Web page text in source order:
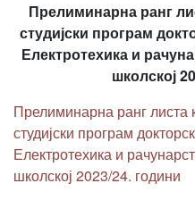
Прелиминарна ранг
студијски програм
Електротехика и
школској
Прелиминарна ранг листа
студијски програм
Електротехика и
школској 2023/24. години